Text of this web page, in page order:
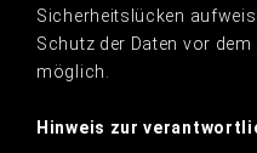
Sicherheitslücken
Schutz der Daten vor
möglich.
Hinweis zur